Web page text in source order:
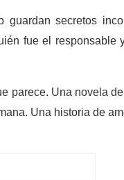
secretos
fue el responsable
parece. Una novela
Una historia de